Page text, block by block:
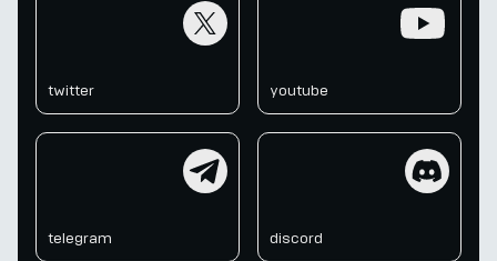
twitter youtube
telegram discord